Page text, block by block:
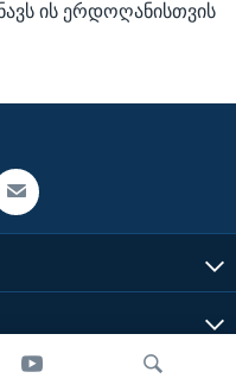
ის ერდოღანისთვის